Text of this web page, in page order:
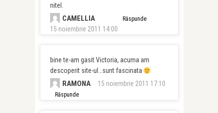
nitel.
CAMELLIA
15 noiembrie 2011 14:00
Răspunde
bine te-am gasit Victoria, acuma am
descoperit site-ul…sunt fascinata
RAMONA 15 noiembrie 2011 17:10
Răspunde